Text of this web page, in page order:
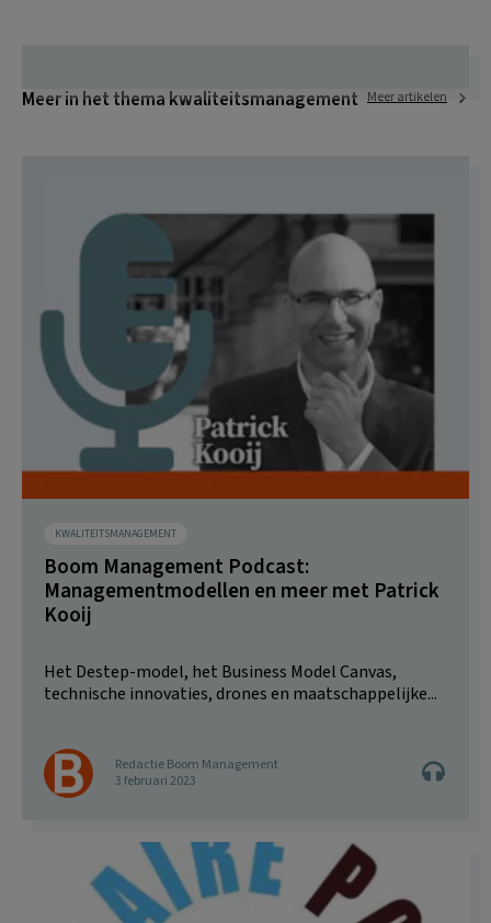
Meer in het thema kwaliteitsmanagement Meer artikelen
KWALITEITSMANAGEMENT
Boom Management Podcast:
Managementmodellen en meer met Patrick
Kooij
Het Destep-model, het Business Model Canvas,
technische innovaties, drones en maatschappelijke...
Redactie Boom Management
3 februari 2023